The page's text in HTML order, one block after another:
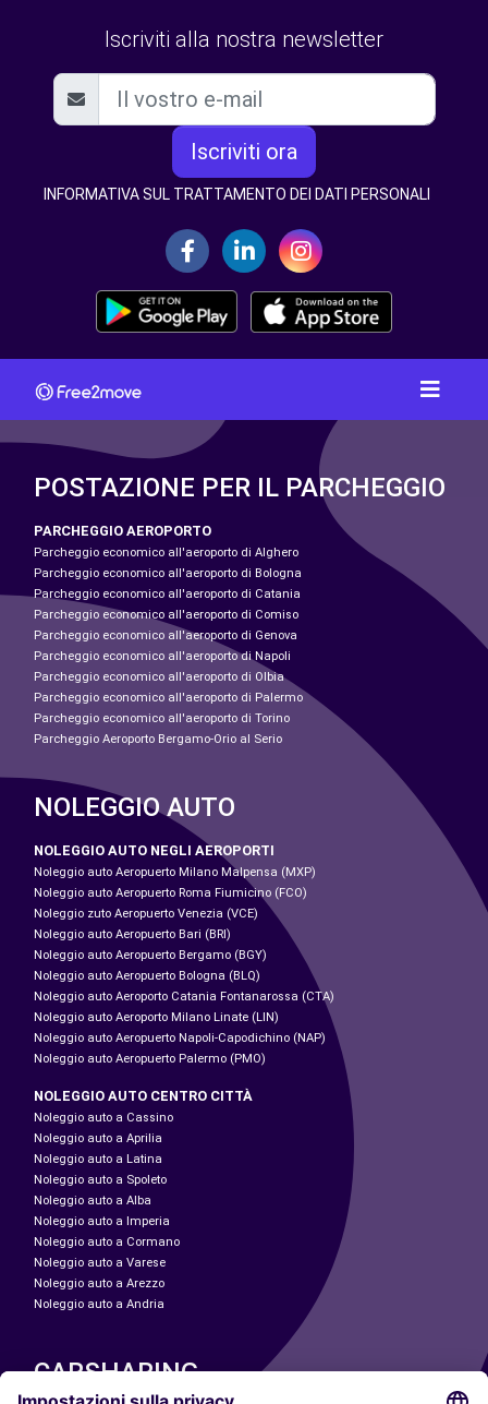
Iscriviti alla nostra newsletter
Iscriviti ora
INFORMATIVA SUL TRATTAMENTO DEI DATI PERSONALI
POSTAZIONE PER IL PARCHEGGIO
PARCHEGGIO AEROPORTO
Parcheggio economico all'aeroporto di Alghero
Parcheggio economico all'aeroporto di Bologna
Parcheggio economico all'aeroporto di Catania
Parcheggio economico all'aeroporto di Comiso
Parcheggio economico all'aeroporto di Genova
Parcheggio economico all'aeroporto di Napoli
Parcheggio economico all'aeroporto di Olbia
Parcheggio economico all'aeroporto di Palermo
Parcheggio economico all'aeroporto di Torino
Parcheggio Aeroporto Bergamo-Orio al Serio
NOLEGGIO AUTO
NOLEGGIO AUTO NEGLI AEROPORTI
Noleggio auto Aeropuerto Milano Malpensa (MXP)
Noleggio auto Aeropuerto Roma Fiumicino (FCO)
Noleggio zuto Aeropuerto Venezia (VCE)
Noleggio auto Aeropuerto Bari (BRI)
Noleggio auto Aeropuerto Bergamo (BGY)
Noleggio auto Aeropuerto Bologna (BLQ)
Noleggio auto Aeroporto Catania Fontanarossa (CTA)
Noleggio auto Aeroporto Milano Linate (LIN)
Noleggio auto Aeropuerto Napoli-Capodichino (NAP)
Noleggio auto Aeropuerto Palermo (PMO)
NOLEGGIO AUTO CENTRO CITTÀ
Noleggio auto a Cassino
Noleggio auto a Aprilia
Noleggio auto a Latina
Noleggio auto a Spoleto
Noleggio auto a Alba
Noleggio auto a Imperia
Noleggio auto a Cormano
Noleggio auto a Varese
Noleggio auto a Arezzo
Noleggio auto a Andria
CARSHARING